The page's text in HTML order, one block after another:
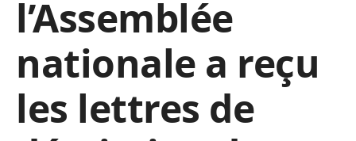
l’Assemblée
nationale a reçu
les lettres de